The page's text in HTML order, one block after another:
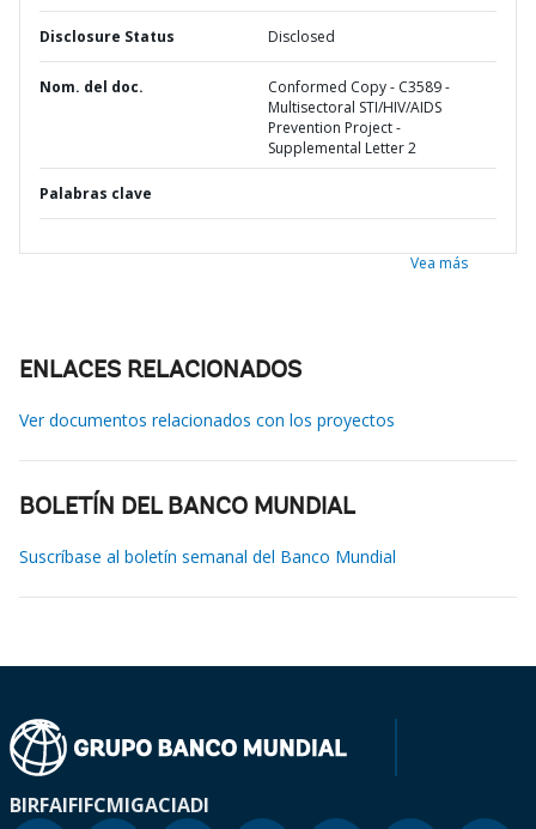
Disclosure Status Disclosed
Nom. del doc.
Conformed Copy - C3589 -
Multisectoral STI/HIV/AIDS
Prevention Project -
Supplemental Letter 2
Palabras clave
Vea más
ENLACES RELACIONADOS
Ver documentos relacionados con los proyectos
BOLETÍN DEL BANCO MUNDIAL
Suscríbase al boletín semanal del Banco Mundial
BIRFAIFIFCMIGACIADI